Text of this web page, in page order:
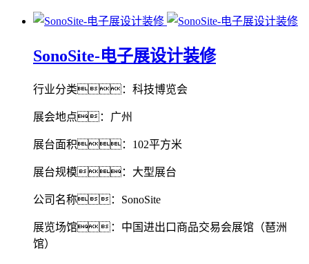
SonoSite-电子展设计装修
行业分类：科技博览会
展会地点：广州
展台面积：102平方米
展台规模：大型展台
公司名称：SonoSite
展览场馆：中国进出口商品交易会展馆（琶洲
馆）